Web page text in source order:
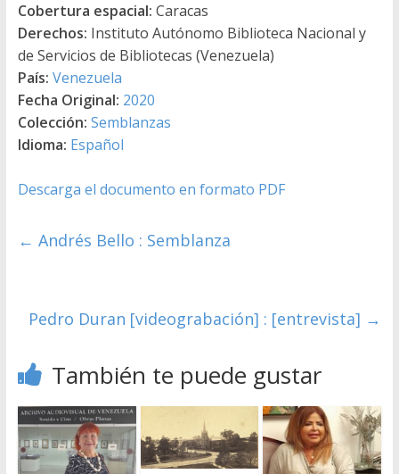
Cobertura espacial: Caracas
Derechos: Instituto Autónomo Biblioteca Nacional y
de Servicios de Bibliotecas (Venezuela)
País: Venezuela
Fecha Original: 2020
Colección: Semblanzas
Idioma: Español
Descarga el documento en formato PDF
← Andrés Bello : Semblanza
Pedro Duran [videograbación] : [entrevista] →
También te puede gustar